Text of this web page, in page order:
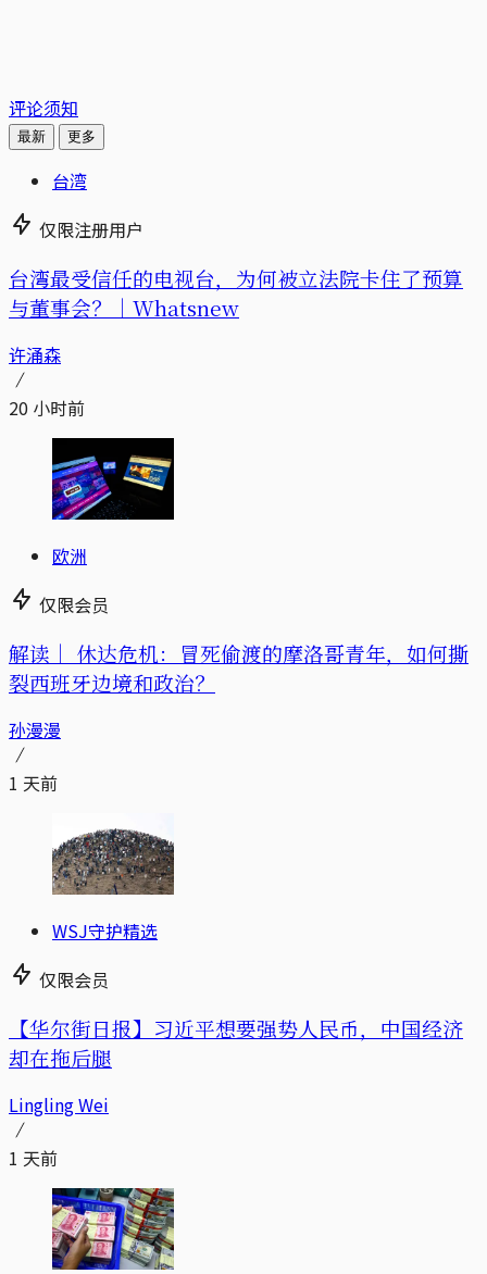
评论须知
最新 更多
台湾
仅限注册用户
台湾最受信任的电视台，为何被立法院卡住了预算
与董事会？｜Whatsnew
许涌森
20 小时前
欧洲
仅限会员
解读｜ 休达危机：冒死偷渡的摩洛哥青年，如何撕
裂西班牙边境和政治？
孙漫漫
1 天前
WSJ守护精选
仅限会员
【华尔街日报】习近平想要强势人民币，中国经济
却在拖后腿
Lingling Wei
1 天前